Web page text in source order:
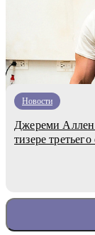
Новости
Джереми Аллен
тизере